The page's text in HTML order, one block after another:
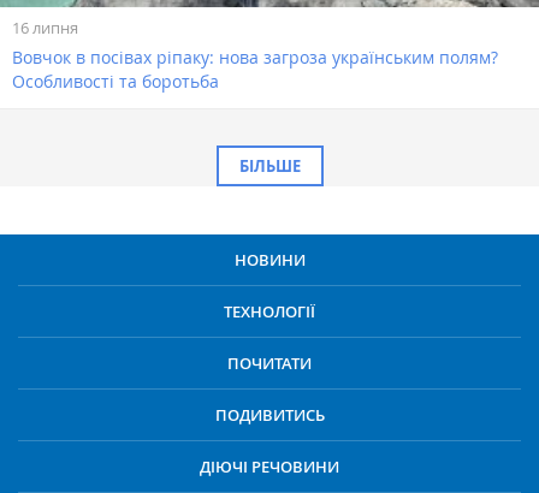
16 липня
Вовчок в посівах ріпаку: нова загроза українським полям?
Особливості та боротьба
БІЛЬШЕ
НОВИНИ
ТЕХНОЛОГІЇ
ПОЧИТАТИ
ПОДИВИТИСЬ
ДІЮЧІ РЕЧОВИНИ